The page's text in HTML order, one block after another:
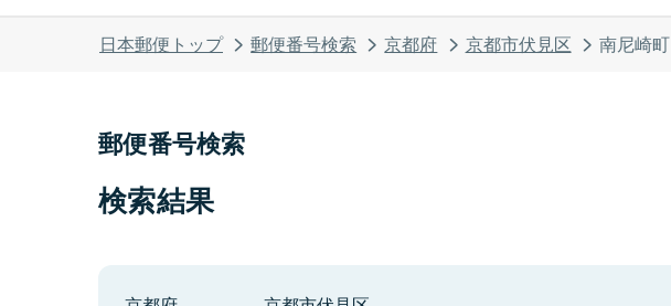
日本郵便トップ 郵便番号検索 京都府 京都市伏見区 南尼崎町
郵便番号検索
検索結果